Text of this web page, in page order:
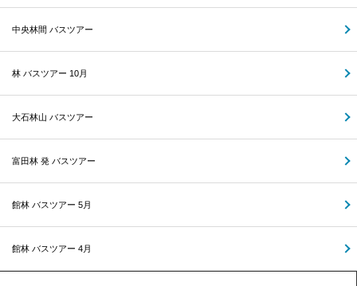
中央林間 バスツアー
林 バスツアー 10月
大石林山 バスツアー
富田林 発 バスツアー
館林 バスツアー 5月
館林 バスツアー 4月